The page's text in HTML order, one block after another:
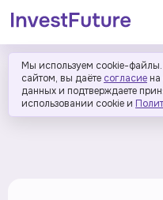
Мы используем cookie-
сайтом, вы даёте согласие
данных и подтверждаете
использовании cookie и